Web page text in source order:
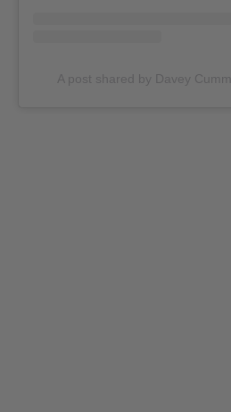
A post shared by Davey